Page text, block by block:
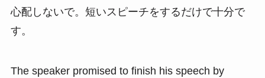
心配しないで。短いスピーチをするだけで十分で
す。
The speaker promised to finish his speech by